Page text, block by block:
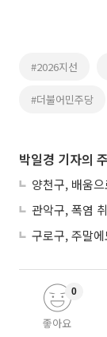
#2026지선
#더불어민주당
박일경 기자의
구로구, 주말
좋아요
0